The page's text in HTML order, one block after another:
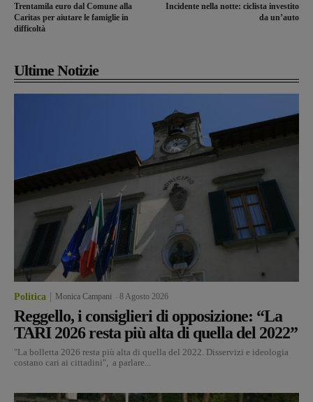
Trentamila euro dal Comune alla
Caritas per aiutare le famiglie in
difficoltà
Incidente nella notte: ciclista investito
da un’auto
Ultime Notizie
Politica Monica Campani 8 Agosto 2026
Reggello, i consiglieri di opposizione: “La
TARI 2026 resta più alta di quella del 2022”
"La bolletta 2026 resta più alta di quella del 2022. Disservizi e ideologia
costano cari ai cittadini", a parlare...